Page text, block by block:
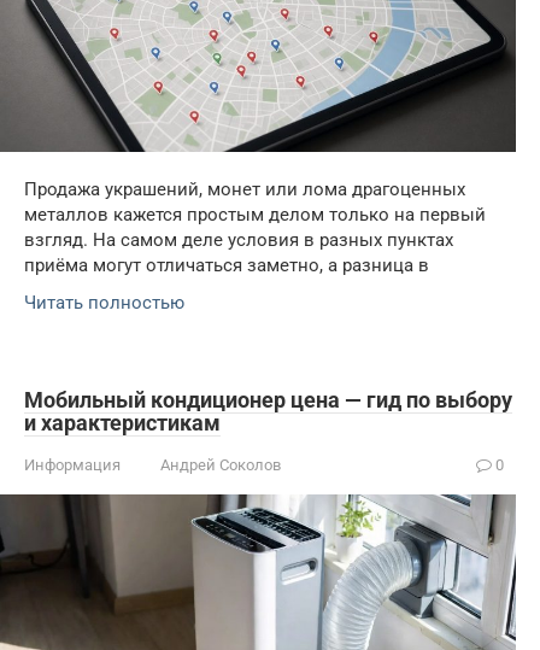
Продажа украшений, монет или лома драгоценных
металлов кажется простым делом только на первый
взгляд. На самом деле условия в разных пунктах
приёма могут отличаться заметно, а разница в
Читать полностью
Мобильный кондиционер цена — гид по выбору
и характеристикам
Информация Андрей Соколов 0